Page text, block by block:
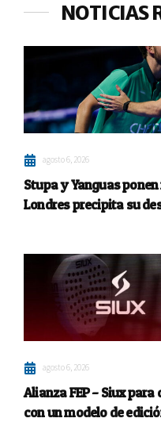
NOTICIAS
agosto 6, 2026
Stupa y Yanguas
Londres precipita su
agosto 6, 2026
Alianza FEP – Siux
con un modelo de